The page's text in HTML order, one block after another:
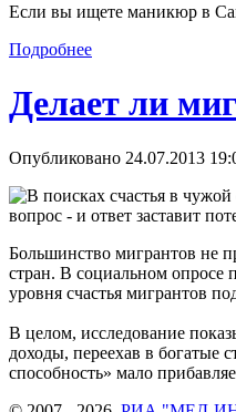
Если вы ищете маникюр в
Подробнее
Делает ли
Опубликовано 24.07.2013
вопрос - и ответ заставит
Большинство мигрантов не
стран. В социальном опросе
уровня счастья мигрантов
В целом, исследование
доходы, переехав в богатые
способность» мало